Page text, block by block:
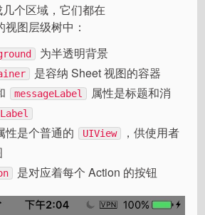
个区域，它们都在
视图层级树中：
为半透明背景
是容纳 Sheet 视图的容器
messageLabel
属性是标题和消
性是个普通的 UIView
，供使用者
是对应着每个 Action 的按钮